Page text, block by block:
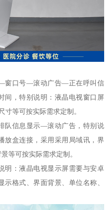
窗口号—滚动广告—正在呼叫信
，特别说明：液晶电视窗口屏
寸等可按实际需求定制。
队信息显示—滚动广告，特别说
放盒连接，采用采用局域讯，界
等可按实际需求定制。
明：液晶电视显示屏需要与安卓
格式、界面背景、单位名称、